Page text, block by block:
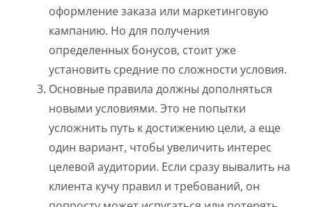
оформление заказа или маркетинговую
кампанию. Но для получения
определенных бонусов, стоит уже
установить средние по сложности условия.
Основные правила должны дополняться
новыми условиями. Это не попытки
усложнить путь к достижению цели, а еще
один вариант, чтобы увеличить интерес
целевой аудитории. Если сразу вывалить на
клиента кучу правил и требований, он